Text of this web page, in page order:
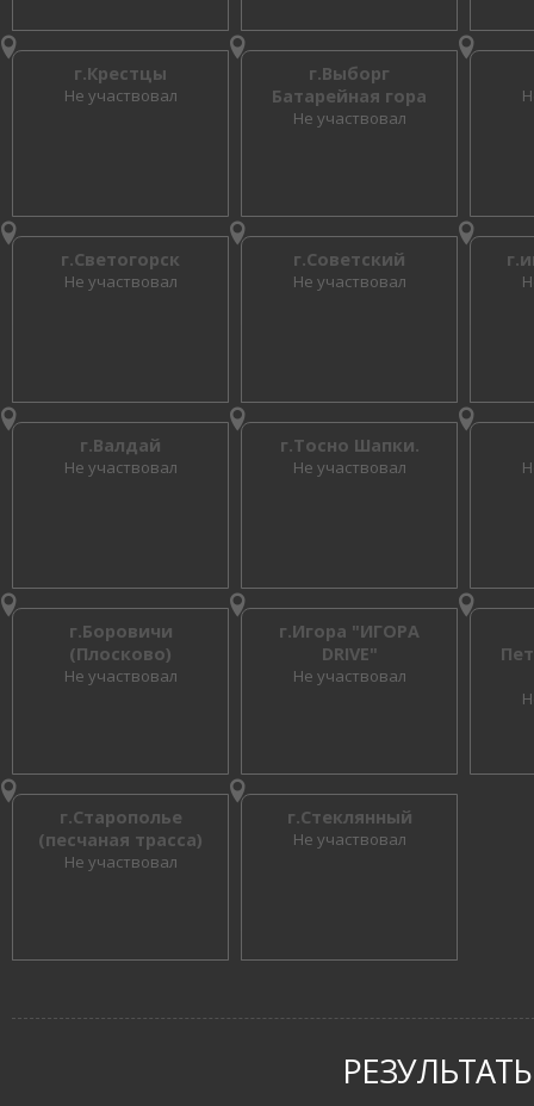
г.Крестцы
Не участвовал
г.Выборг
Батарейная гора
Не участвовал
г.Светогорск
Не участвовал
г.Советский
Не участвовал
г.Валдай
Не участвовал
г.Тосно Шапки.
Не участвовал
г.Боровичи
(Плосково)
Не участвовал
г.Игора "ИГОРА
DRIVE"
Не участвовал
г.Старополье
(песчаная трасса)
Не участвовал
г.Стеклянный
Не участвовал